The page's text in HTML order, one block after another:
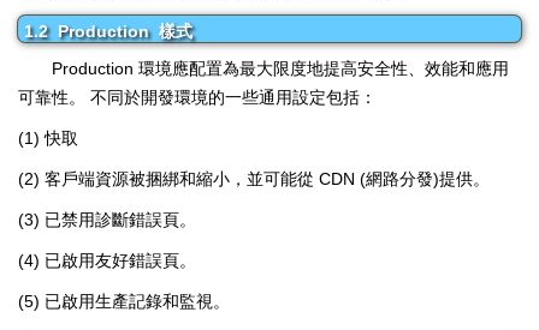
1.2 Production 樣式
Production 環境應配置為最大限度地提高安全性、效能和應用
可靠性。 不同於開發環境的一些通用設定包括：
(1) 快取
(2) 客戶端資源被捆綁和縮小，並可能從 CDN (網路分發)提供。
(3) 已禁用診斷錯誤頁。
(4) 已啟用友好錯誤頁。
(5) 已啟用生產記錄和監視。